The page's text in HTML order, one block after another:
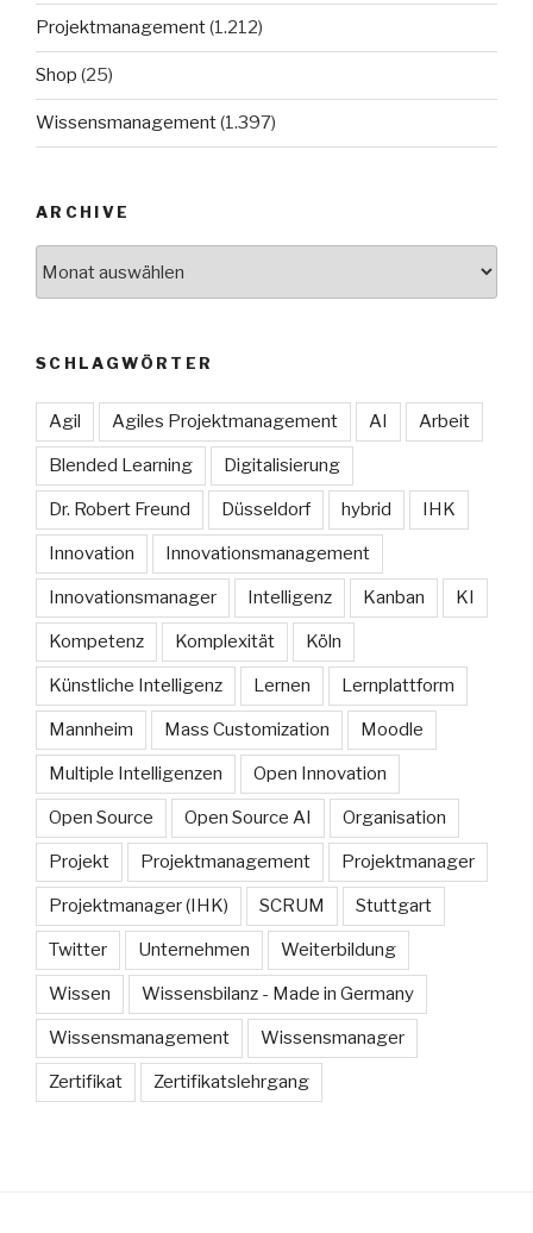
Projektmanagement(1.212)
Shop (25)
Wissensmanagement(1.397)
ARCHIVE
SCHLAGWÖRTER
Agil Agiles Projektmanagement AI Arbeit
Blended Learning Digitalisierung
Dr. Robert Freund Düsseldorf hybrid IHK
Innovation Innovationsmanagement
Innovationsmanager Intelligenz Kanban KI
Kompetenz Komplexität Köln
Künstliche Intelligenz Lernen Lernplattform
Mannheim Mass Customization Moodle
Multiple Intelligenzen Open Innovation
Open Source Open Source AI Organisation
Projekt Projektmanagement Projektmanager
Projektmanager (IHK) SCRUM Stuttgart
Twitter Unternehmen Weiterbildung
Wissen Wissensbilanz - Made in Germany
Wissensmanagement Wissensmanager
Zertifikat Zertifikatslehrgang